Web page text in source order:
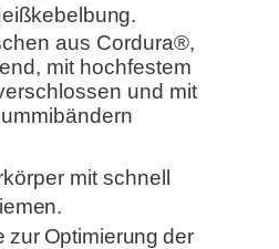
aus Cordura®,
mit hochfestem
und mit
mit schnell
zur Optimierung der